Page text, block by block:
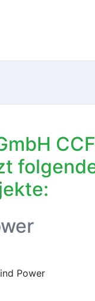
CCF